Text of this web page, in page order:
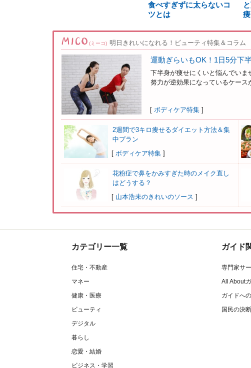
食べすぎずに太らないコ
ツとは
(ミーコ) 明日きれいになれる！ビューティ特集＆コラム
運動ぎらいもOK！1日5分下
下半身が痩せにくいと悩んでい
努力が逆効果になっているケー
[ ボディケア特集 ]
2週間で3キロ痩せるダイエット方法＆集
中プラン
[ ボディケア特集 ]
花粉症で鼻をかみすぎた時のメイク直し
はどうする？
[ 山本浩未のきれいのソース ]
カテゴリー一覧
住宅・不動産
マネー
健康・医療
ビューティ
デジタル
暮らし
恋愛・結婚
ビジネス・学習
ガイド
専門家サ
All About
ガイドへ
国民の決断